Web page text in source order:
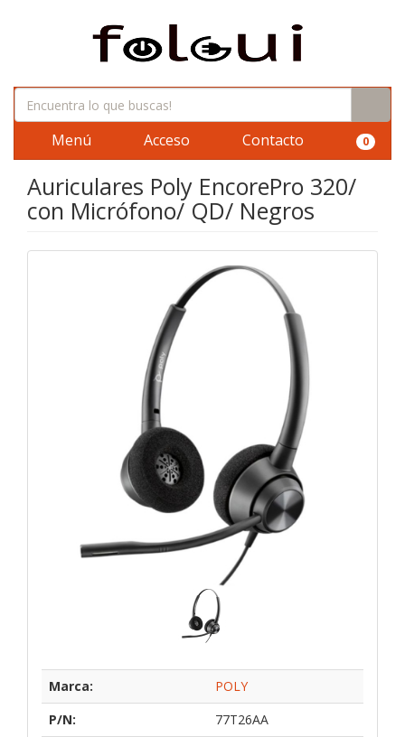
Menú Acceso Contacto 0
Auriculares Poly EncorePro 320/
con Micrófono/ QD/ Negros
Marca:
POLY
P/N:
77T26AA